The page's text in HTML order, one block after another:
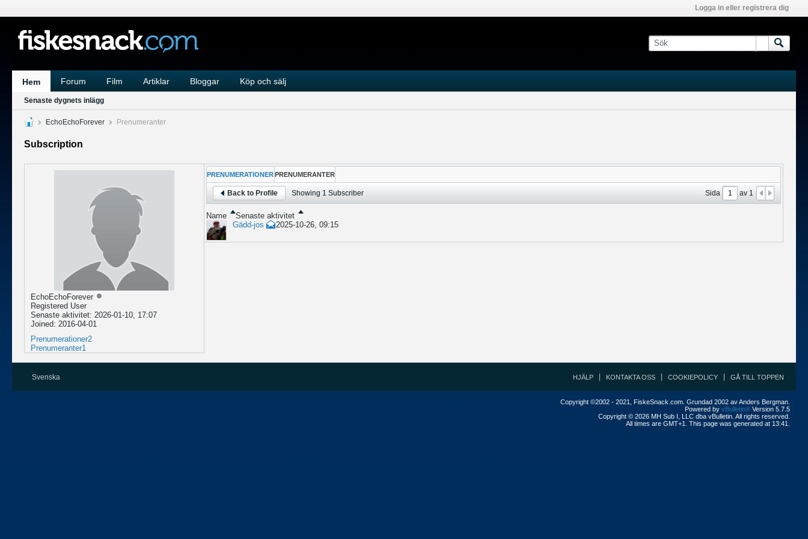
Logga in eller registrera dig
Hem Forum Film Artiklar Bloggar Köp och sälj
Senaste dygnets inlägg
EchoEchoForever Prenumeranter
Subscription
EchoEchoForever
Registered User
Senaste aktivitet: 2026-01-10, 17:07
Joined: 2016-04-01
Prenumerationer2
Prenumeranter1
PRENUMERATIONER PRENUMERANTER
Back to Profile Showing 1 Subscriber Sida av 1
Name
Senaste aktivitet
Gädd-jos
2025-10-26, 09:15
Svenska HJÄLP KONTAKTA OSS COOKIEPOLICY GÅ TILL TOPPEN
Copyright ©2002 - 2021, FiskeSnack.com. Grundad 2002 av Anders Bergman.
Powered by vBulletin® Version 5.7.5
Copyright © 2026 MH Sub I, LLC dba vBulletin. All rights reserved.
All times are GMT+1. This page was generated at 13:41.